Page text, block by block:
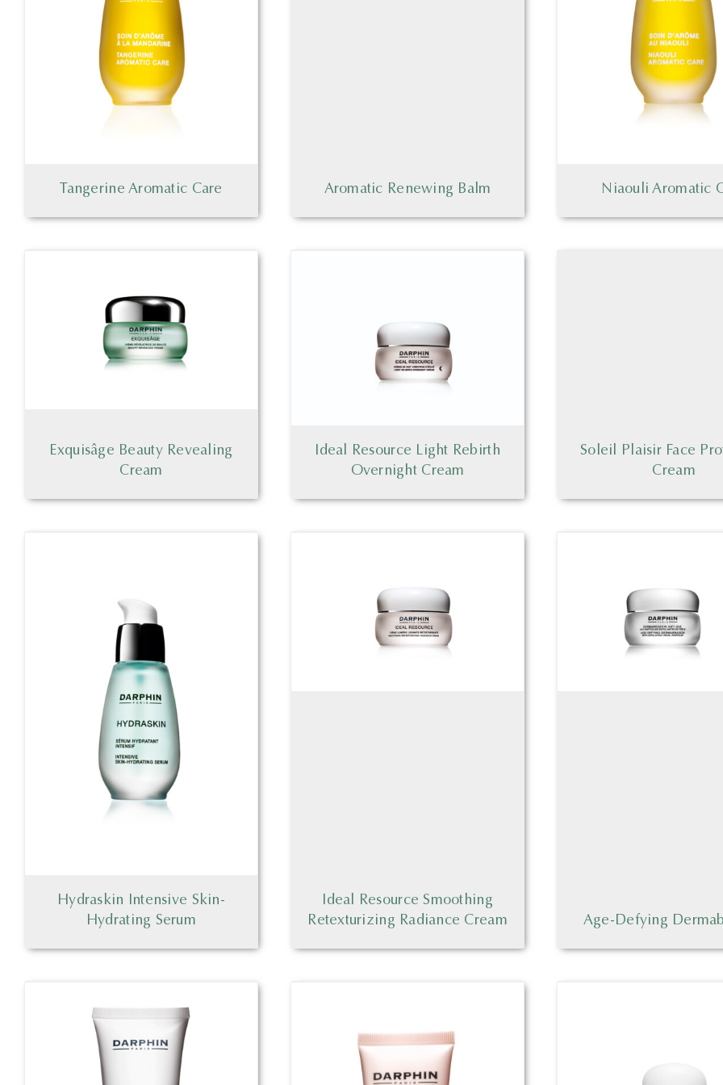
Tangerine Aromatic Care Aromatic Renewing Balm Niaouli Aromatic
Exquisâge Beauty Revealing
Cream
Ideal Resource Light Rebirth
Overnight Cream
Soleil Plaisir Face
Cream
Hydraskin Intensive Skin-
Hydrating Serum
Ideal Resource Smoothing
Retexturizing Radiance Cream
Age-Defying